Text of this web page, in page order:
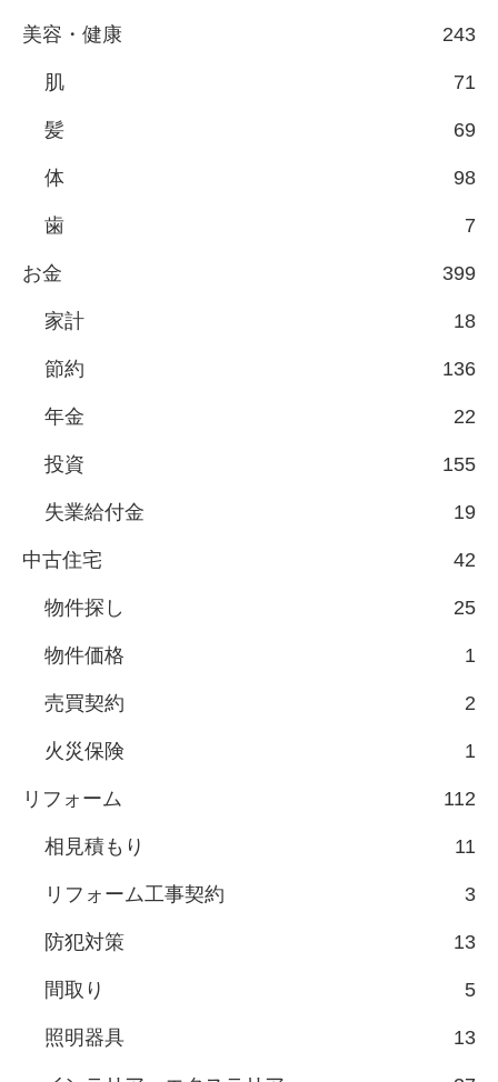
美容・健康 243
肌 71
髪 69
体 98
歯 7
お金 399
家計 18
節約 136
年金 22
投資 155
失業給付金 19
中古住宅 42
物件探し 25
物件価格 1
売買契約 2
火災保険 1
リフォーム 112
相見積もり 11
リフォーム工事契約 3
防犯対策 13
間取り 5
照明器具 13